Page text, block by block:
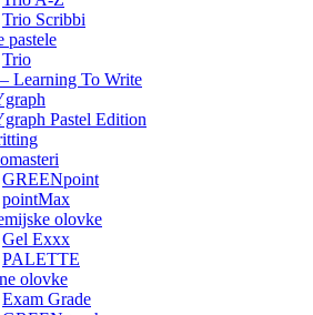
Trio Scribbi
pastele
Trio
Learning To Write
Pastel Edition
GREENpoint
pointMax
olovke
Gel Exxx
PALETTE
olovke
Exam Grade